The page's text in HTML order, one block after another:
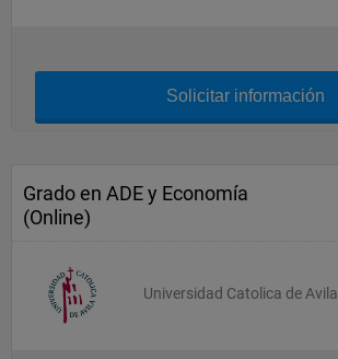
Solicitar información
Grado en ADE y Economía
(Online)
Universidad Catolica de Avila